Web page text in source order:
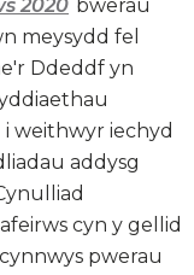
2020 bwerau
meysydd fel
Ddeddf yn
weithwyr iechyd
addysg
cyn y gellid
pwerau